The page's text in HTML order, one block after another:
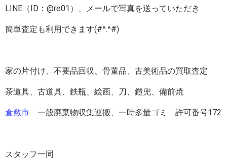
LINE（ID：@re01）、メールで写真を送っていただき
簡単査定も利用できます(#^.^#)
家の片付け、不要品回収、骨董品、古美術品の買取査定
茶道具、古道具、鉄瓶、絵画、刀、鎧兜、備前焼
倉敷市 一般廃棄物収集運搬、一時多量ゴミ 許可番号172
スタッフ一同